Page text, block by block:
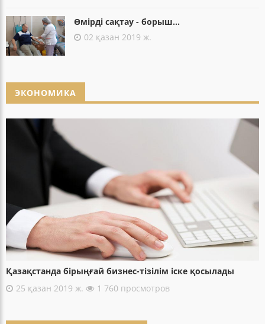
Өмірді сақтау - борыш...
02 қазан 2019 ж.
ЭКОНОМИКА
Қазақстанда бірыңғай бизнес-тізілім іске қосылады
25 қазан 2019 ж.
1 760 просмотров